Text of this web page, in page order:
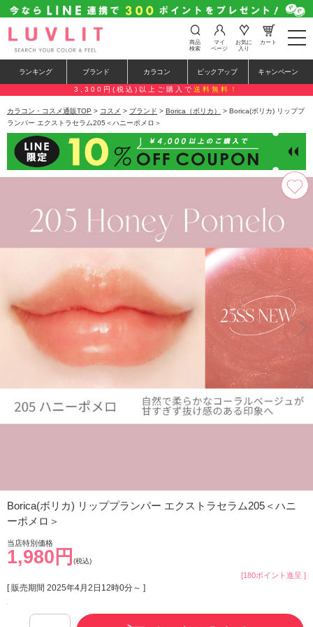
t
o
e
n
a
a
i
o
n
商品
検索
マイ
ページ
お気に
入り
カート
ランキング ブランド カラコン ピックアップ キャンペーン
3,300円(税込)以上ご購入で 送料無料！
カラコン・コスメ通販TOP > コスメ > ブランド > Borica（ボリカ）
> Borica(ボリカ) リッププ
ランパー エクストラセラム205＜ハニーポメロ＞
Borica(ボリカ) リッププランパー エクストラセラム205＜ハニ
ーポメロ＞
当店特別価格
1,980円 (税込)
[180ポイント進呈 ]
[ 販売期間 2025年4月2日12時0分～ ]